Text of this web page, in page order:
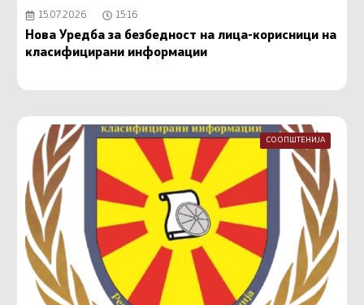
15.07.2026 15:16
Нова Уредба за безбедност на лица-корисници на
класифицирани информации
СООПШТЕНИЈА